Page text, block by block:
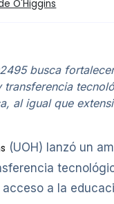
O'Higgins
busca
transferencia
al igual que
(UOH) lanzó un
a la